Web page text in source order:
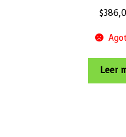
$
Leer